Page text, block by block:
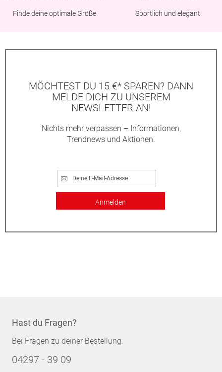
Finde deine optimale Größe Sportlich und elegant
MÖCHTEST DU 15 €* SPAREN? DANN
MELDE DICH ZU UNSEREM
NEWSLETTER AN!
Nichts mehr verpassen – Informationen,
Trendnews und Aktionen.
Anmelden
Hast du Fragen?
Bei Fragen zu deiner Bestellung:
04297 - 39 09